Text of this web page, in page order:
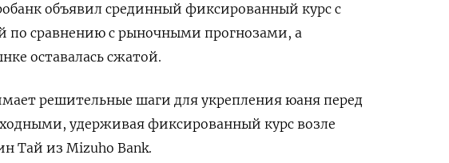
объявил срединный фиксированный курс с
по сравнению с рыночными прогнозами, а
оставалась сжатой.
решительные шаги для укрепления юаня перед
удерживая фиксированный курс возле
Тай из Mizuho Bank.